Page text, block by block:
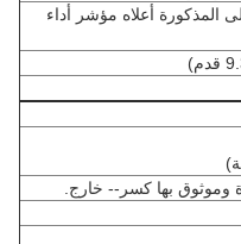
المذكورة أعلاه مؤشر أداء
وموثوق بها كسر-- خارج.